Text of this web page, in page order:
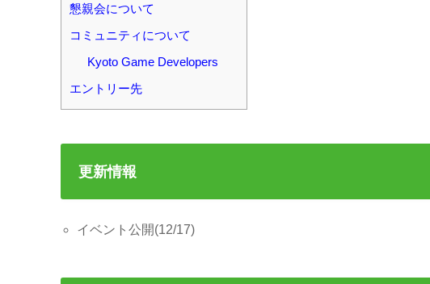
懇親会について
コミュニティについて
Kyoto Game Developers
エントリー先
更新情報
イベント公開(12/17)